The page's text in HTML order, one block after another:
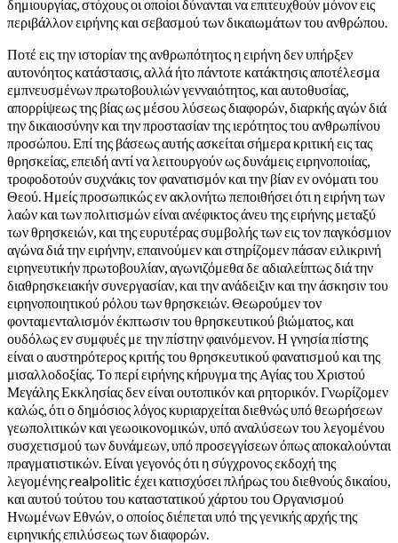
δημιουργίας, στόχους οι οποίοι δύνανται να επιτευχθούν μόνον εις
περιβάλλον ειρήνης και σεβασμού των δικαιωμάτων του ανθρώπου.
Ποτέ εις την ιστορίαν της ανθρωπότητος η ειρήνη δεν υπήρξεν
αυτονόητος κατάστασις, αλλά ήτο πάντοτε κατάκτησις αποτέλεσμα
εμπνευσμένων πρωτοβουλιών γενναιότητος, και αυτοθυσίας,
απορρίψεως της βίας ως μέσου λύσεως διαφορών, διαρκής αγών διά
την δικαιοσύνην και την προστασίαν της ιερότητος του ανθρωπίνου
προσώπου. Επί της βάσεως αυτής ασκείται σήμερα κριτική εις τας
θρησκείας, επειδή αντί να λειτουργούν ως δυνάμεις ειρηνοποιίας,
τροφοδοτούν συχνάκις τον φανατισμόν και την βίαν εν ονόματι του
Θεού. Ημείς προσωπικώς εν ακλονήτω πεποιθήσει ότι η ειρήνη των
λαών και των πολιτισμών είναι ανέφικτος άνευ της ειρήνης μεταξύ
των θρησκειών, και της ευρυτέρας συμβολής των εις τον παγκόσμιον
αγώνα διά την ειρήνην, επαινούμεν και στηρίζομεν πάσαν ειλικρινή
ειρηνευτικήν πρωτοβουλίαν, αγωνιζόμεθα δε αδιαλείπτως διά την
διαθρησκειακήν συνεργασίαν, και την ανάδειξιν και την άσκησιν του
ειρηνοποιητικού ρόλου των θρησκειών. Θεωρούμεν τον
φονταμενταλισμόν έκπτωσιν του θρησκευτικού βιώματος, και
ουδόλως εν συμφυές με την πίστην φαινόμενον. Η γνησία πίστης
είναι ο αυστηρότερος κριτής του θρησκευτικού φανατισμού και της
μισαλλοδοξίας. Το περί ειρήνης κήρυγμα της Αγίας του Χριστού
Μεγάλης Εκκλησίας δεν είναι ουτοπικόν και ρητορικόν. Γνωρίζομεν
καλώς, ότι ο δημόσιος λόγος κυριαρχείται διεθνώς υπό θεωρήσεων
γεωπολιτικών και γεωοικονομικών, υπό αναλύσεων του λεγομένου
συσχετισμού των δυνάμεων, υπό προσεγγίσεων όπως αποκαλούνται
πραγματιστικών. Είναι γεγονός ότι η σύγχρονος εκδοχή της
λεγομένης realpolitic έχει κατισχύσει πλήρως του διεθνούς δικαίου,
και αυτού τούτου του καταστατικού χάρτου του Οργανισμού
Ηνωμένων Εθνών, ο οποίος διέπεται υπό της γενικής αρχής της
ειρηνικής επιλύσεως των διαφορών.